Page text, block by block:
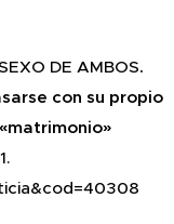
DE AMBOS.
con su propio